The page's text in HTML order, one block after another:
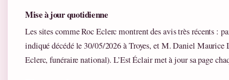
Mise à jour quotidienne
Les sites comme Roc Eclerc montrent des avis très récents :
indiqué décédé le 30/05/2026 à Troyes, et M. Daniel
Eclerc, funéraire national). L’Est Éclair met à jour sa page